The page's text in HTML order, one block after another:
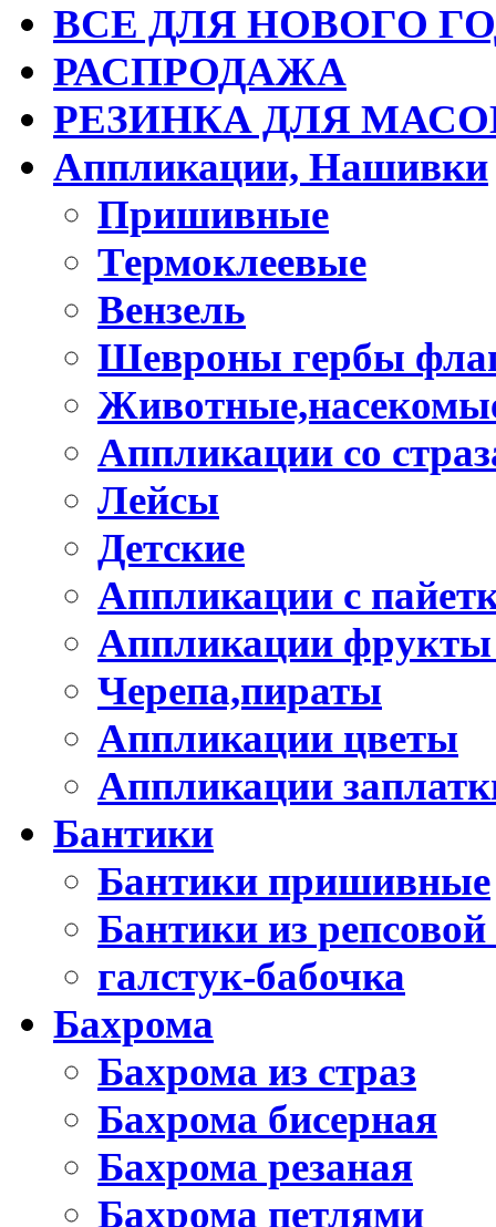
ВСЕ ДЛЯ НОВОГО
РАСПРОДАЖА
РЕЗИНКА ДЛЯ
Аппликации, Нашивки
Пришивные
Термоклеевые
Вензель
Шевроны гербы
Аппликации со
Лейсы
Детские
Аппликации с
Аппликации
Черепа,пираты
Аппликации цветы
Аппликации
Бантики
Бантики пришивные
Бантики из
галстук-бабочка
Бахрома
Бахрома из страз
Бахрома бисерная
Бахрома резаная
Бахрома петлями